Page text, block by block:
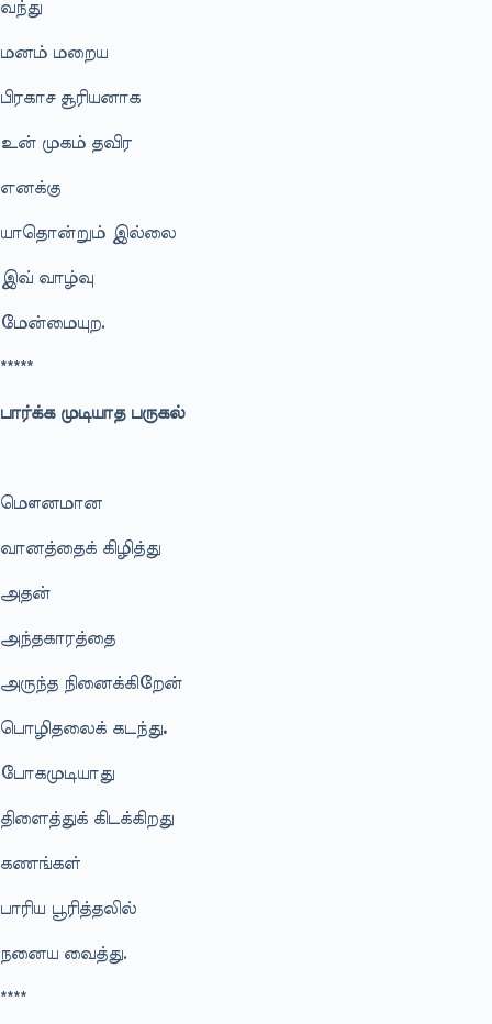
வந்து
மனம் மறைய
பிரகாச சூரியனாக
உன் முகம் தவிர
எனக்கு
யாதொன்றும் இல்லை
இவ் வாழ்வு
மேன்மையுற.
*****
பார்க்க முடியாத பருகல்
மௌனமான
வானத்தைக் கிழித்து
அதன்
அந்தகாரத்தை
அருந்த நினைக்கிறேன்
பொழிதலைக் கடந்து.
போகமுடியாது
திளைத்துக் கிடக்கிறது
கணங்கள்
பாரிய பூரித்தலில்
நனைய வைத்து.
****